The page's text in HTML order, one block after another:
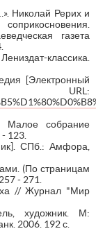
Николай Рерих и
газета
классика.
[Электронный
собрание
- 123.
СПб.: Амфора,
(По страницам
- 271.
// Журнал "Мир
художник. М:
2006. 192 с.